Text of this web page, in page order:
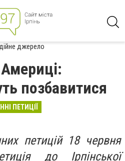
джерело
позбавитися
ПЕТИЦІЇ
петицій 18 червня
до Ірпінської